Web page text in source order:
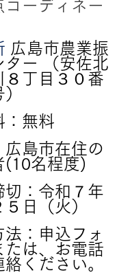
コーディネー
広島市農業振
ター （安佐北
８丁目３０番
：無料
広島市在住の
(10名程度)
切：令和７年
５日（火）
法：申込フォ
たは、お電話
絡ください。